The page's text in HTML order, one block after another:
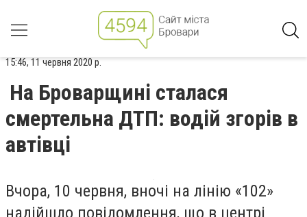
15:46, 11 червня 2020 р.
На Броварщині сталася
смертельна ДТП: водій згорів в
автівці
Вчора, 10 червня, вночі на лінію «102»
надійшло повідомлення, що в центрі